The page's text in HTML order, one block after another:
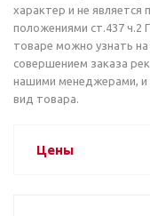
характер и не
положениями ст.437
товаре можно узнать
совершением заказа
нашими менеджерами, и
вид товара.
Цены